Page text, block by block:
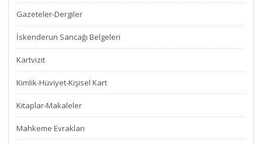
Gazeteler-Dergiler
İskenderun Sancağı Belgeleri
Kartvizit
Kimlik-Hüviyet-Kişisel Kart
Kitaplar-Makaleler
Mahkeme Evrakları